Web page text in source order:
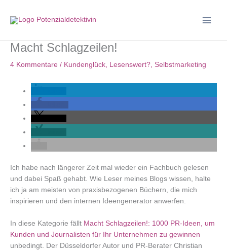
Inhalt
Macht Schlagzeilen!
4 Kommentare / Kundenglück, Lesenswert?, Selbstmarketing
Ich habe nach längerer Zeit mal wieder ein Fachbuch gelesen
und dabei Spaß gehabt. Wie Leser meines Blogs wissen, halte
ich ja am meisten von praxisbezogenen Büchern, die mich
inspirieren und den internen Ideengenerator anwerfen.
In diese Kategorie fällt Macht Schlagzeilen!: 1000 PR-Ideen, um
Kunden und Journalisten für Ihr Unternehmen zu gewinnen
unbedingt. Der Düsseldorfer Autor und PR-Berater Christian